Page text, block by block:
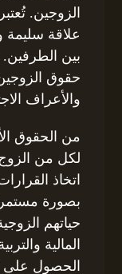
الزوجين.
علاقة سليمة
بين
حقوق
والأعراف
من الحقوق
لكل من
اتخاذ
بصورة
حياتهم
المالية
الحصول على